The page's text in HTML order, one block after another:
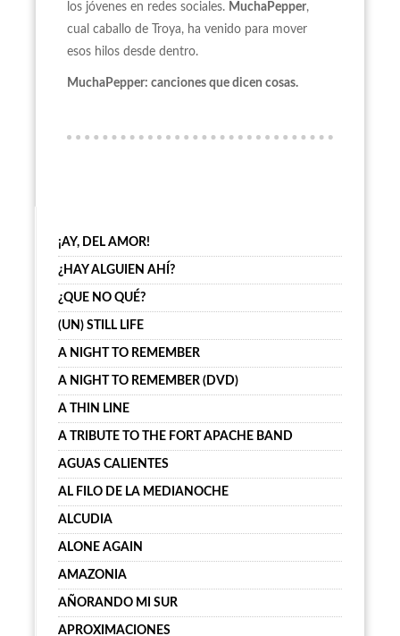
los jóvenes en redes sociales. MuchaPepper,
cual caballo de Troya, ha venido para mover
esos hilos desde dentro.
MuchaPepper: canciones que dicen cosas.
¡AY, DEL AMOR!
¿HAY ALGUIEN AHÍ?
¿QUE NO QUÉ?
(UN) STILL LIFE
A NIGHT TO REMEMBER
A NIGHT TO REMEMBER (DVD)
A THIN LINE
A TRIBUTE TO THE FORT APACHE BAND
AGUAS CALIENTES
AL FILO DE LA MEDIANOCHE
ALCUDIA
ALONE AGAIN
AMAZONIA
AÑORANDO MI SUR
APROXIMACIONES